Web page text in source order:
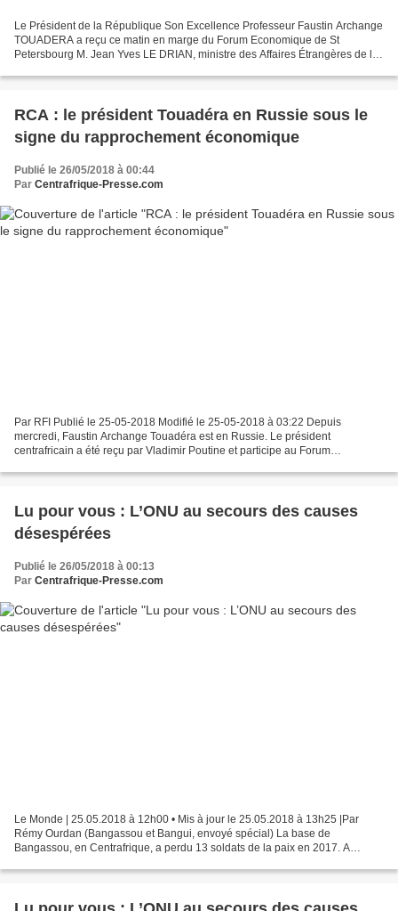
Le Président de la République Son Excellence Professeur Faustin Archange
TOUADERA a reçu ce matin en marge du Forum Economique de St
Petersbourg M. Jean Yves LE DRIAN, ministre des Affaires Étrangères de la
RCA : le président Touadéra en Russie sous le
signe du rapprochement économique
Publié le 26/05/2018 à 00:44
Par Centrafrique-Presse.com
Par RFI Publié le 25-05-2018 Modifié le 25-05-2018 à 03:22 Depuis
mercredi, Faustin Archange Touadéra est en Russie. Le président
centrafricain a été reçu par Vladimir Poutine et participe au Forum
Lu pour vous : L’ONU au secours des causes
désespérées
Publié le 26/05/2018 à 00:13
Par Centrafrique-Presse.com
Le Monde | 25.05.2018 à 12h00 • Mis à jour le 25.05.2018 à 13h25 |Par
Rémy Ourdan (Bangassou et Bangui, envoyé spécial) La base de
Bangassou, en Centrafrique, a perdu 13 soldats de la paix en 2017. A